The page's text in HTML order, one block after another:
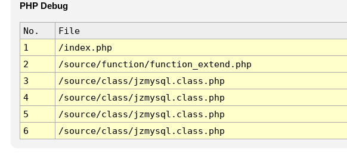
PHP Debug
No. File
1
/index.php
2
/source/function/function_extend.php
3
/source/class/jzmysql.class.php
4
/source/class/jzmysql.class.php
5
/source/class/jzmysql.class.php
6
/source/class/jzmysql.class.php